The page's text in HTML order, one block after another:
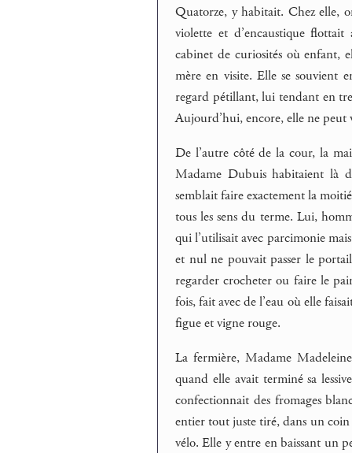
Quatorze, y habitait. Chez elle,
violette et d’encaustique
cabinet de curiosités où enfant,
mère en visite. Elle se souvient
regard pétillant, lui tendant en
Aujourd’hui, encore, elle ne peut
De l’autre côté de la cour, la
Madame Dubuis habitaient là
semblait faire exactement la
tous les sens du terme. Lui,
qui l’utilisait avec parcimonie
et nul ne pouvait passer le
regarder crocheter ou faire le
fois, fait avec de l’eau où elle
figue et vigne rouge.
La fermière, Madame
quand elle avait terminé sa
confectionnait des fromages
entier tout juste tiré, dans un coin
vélo. Elle y entre en baissant un